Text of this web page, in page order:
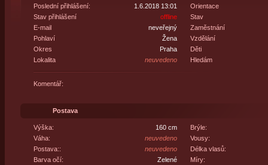
Poslední přihlášení:
1.6.2018 13:01
Stav přihlášení
offline
E-mail
neveřejný
Pohlaví
Žena
Okres
Praha
Lokalita
neuvedeno
Orientace
Stav
Zaměstnání
Vzdělání
Děti
Hledám
Komentář:
Postava
Výška:
160 cm
Váha:
neuvedeno
Postava::
neuvedeno
Barva očí:
Zelené
Brýle:
Vousy:
Délka vlasů:
Míry: